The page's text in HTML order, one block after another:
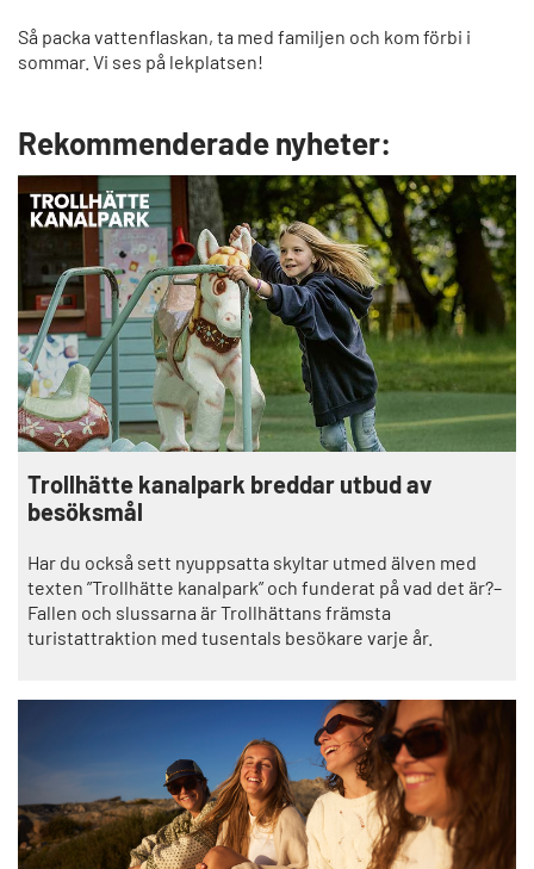
Så packa vattenflaskan, ta med familjen och kom förbi i
sommar. Vi ses på lekplatsen!
Rekommenderade nyheter:
Trollhätte kanalpark breddar utbud av
besöksmål
Har du också sett nyuppsatta skyltar utmed älven med
texten ”Trollhätte kanalpark” och funderat på vad det är?–
Fallen och slussarna är Trollhättans främsta
turistattraktion med tusentals besökare varje år.